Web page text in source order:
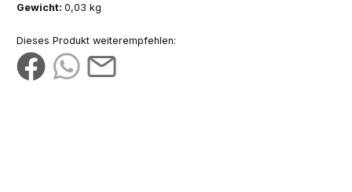
Gewicht: 0,03 kg
Dieses Produkt weiterempfehlen: